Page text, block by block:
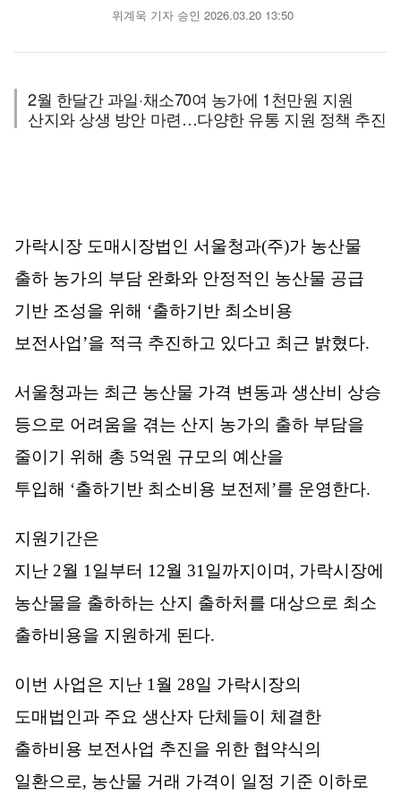
위계욱 기자승인 2026.03.20 13:50
2월 한달간 과일·채소70여 농가에 1천만원 지원
산지와 상생 방안 마련…다양한 유통 지원 정책 추진
가락시장 도매시장법인 서울청과(주)가 농산물
출하 농가의 부담 완화와 안정적인 농산물 공급
기반 조성을 위해 ‘출하기반 최소비용
보전사업’을 적극 추진하고 있다고 최근 밝혔다.
서울청과는 최근 농산물 가격 변동과 생산비 상승
등으로 어려움을 겪는 산지 농가의 출하 부담을
줄이기 위해 총 5억원 규모의 예산을
투입해 ‘출하기반 최소비용 보전제 ’를 운영한다.
지원기간은
지난 2월 1 일부터 12월 31 일까지이며 , 가락시장에
농산물을 출하하는 산지 출하처를 대상으로 최소
출하비용을 지원하게 된다.
이번 사업은 지난 1 월 28일 가락시장의
도매법인과 주요 생산자 단체들이 체결한
출하비용 보전사업 추진을 위한 협약식의
일환으로, 농산물 거래 가격이 일정 기준 이하로